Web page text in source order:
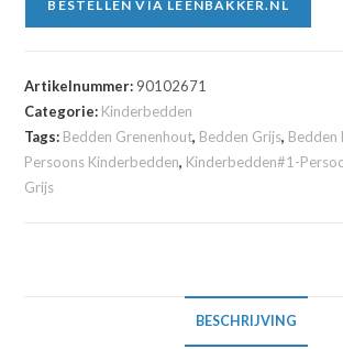
BESTELLEN VIA LEENBAKKER.NL
Artikelnummer: 90102671
Categorie: Kinderbedden
Tags: Bedden Grenenhout, Bedden Grijs, Bedden
Persoons Kinderbedden, Kinderbedden#1-
Grijs
BESCHRIJVING